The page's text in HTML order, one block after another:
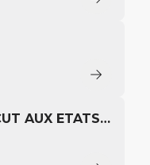
AUX ETATS-